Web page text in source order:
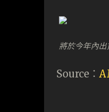
將於今年內出
Source：